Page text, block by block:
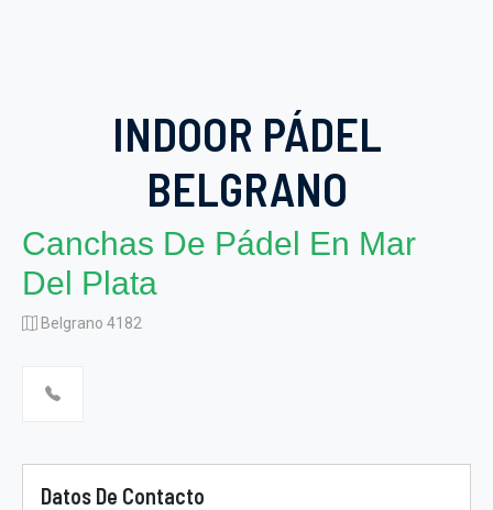
INDOOR PÁDEL
BELGRANO
Canchas De Pádel En Mar
Del Plata
Belgrano 4182
Datos De Contacto